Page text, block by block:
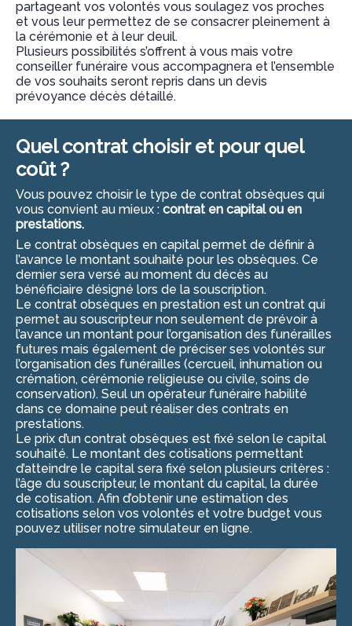
partageant vos volontés vous soulagez vos proches
et vous leur permettez de se consacrer pleinement à
la cérémonie et à leur deuil.
Plusieurs possibilités s’offrent à vous mais votre
conseiller funéraire vous accompagnera et l’ensemble
de vos souhaits seront repris dans un devis
prévoyance décès détaillé.
Quel contrat choisir et pour quel
coût ?
Vous pouvez choisir le type de contrat obsèques qui
vous convient au mieux : contrat en capital ou en
prestations.
Le contrat obsèques en capital permet de définir à
l’avance le montant souhaité pour les obsèques. Ce
dernier sera versé au moment du décès au
bénéficiaire désigné lors de la souscription.
Le contrat obsèques en prestation est un contrat qui
permet au souscripteur non seulement de prévoir à
l’avance un montant pour l’organisation des funérailles
futures mais également de préciser ses volontés sur
l’organisation des funérailles (cercueil, inhumation ou
crémation, cérémonie religieuse ou civile, soins de
conservation). Seul un opérateur funéraire habilité
dans ce domaine peut réaliser des contrats en
prestations.
Le prix d’un contrat obsèques est fixé selon le capital
souhaité. Le montant des cotisations permettant
d’atteindre le capital sera fixé selon plusieurs critères :
l’âge du souscripteur, le montant du capital, la durée
de cotisation. Afin d’obtenir une estimation des
cotisations selon vos volontés et votre budget vous
pouvez utiliser notre simulateur en ligne.